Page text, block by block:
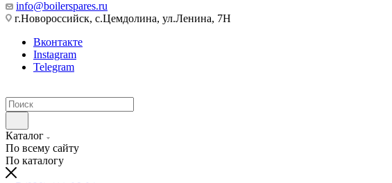
info@boilerspares.ru
г.Новороссийск, с.Цемдолина, ул.Ленина, 7Н
Вконтакте
Instagram
Telegram
Каталог
По всему сайту
По каталогу